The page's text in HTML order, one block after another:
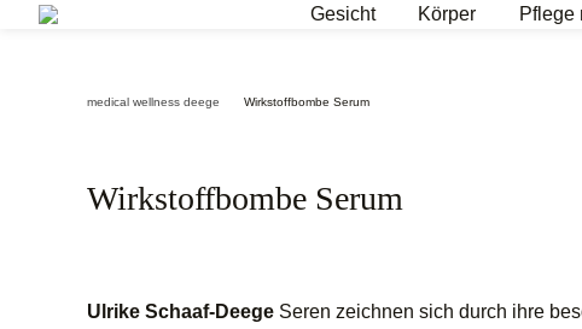
Springen
Gesicht Körper Pflege
medical wellness deege Wirkstoffbombe Serum
Wirkstoffbombe Serum
Ulrike Schaaf-DeegeSeren zeichnen sich durch ihre